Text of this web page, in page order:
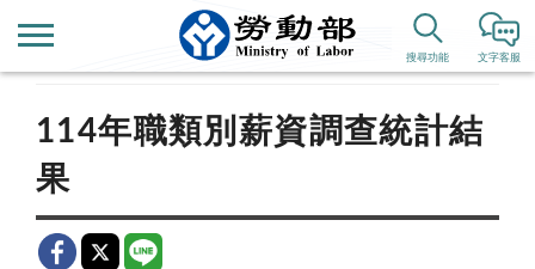
文字客服
搜尋功能
新聞公告 新聞稿
114年職類別薪資調查統計結
果